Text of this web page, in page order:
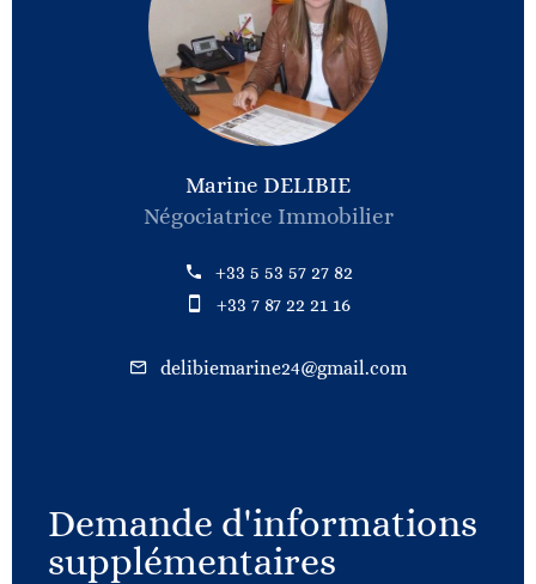
Marine DELIBIE
Négociatrice Immobilier
+33 5 53 57 27 82
+33 7 87 22 21 16
delibiemarine24@gmail.com
Demande d'informations
supplémentaires